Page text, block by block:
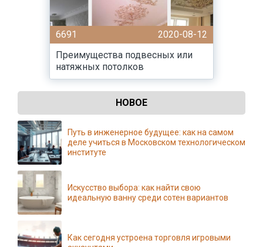
6691
2020-08-12
Преимущества подвесных или
натяжных потолков
НОВОЕ
Путь в инженерное будущее: как на самом
деле учиться в Московском технологическом
институте
Искусство выбора: как найти свою
идеальную ванну среди сотен вариантов
Как сегодня устроена торговля игровыми